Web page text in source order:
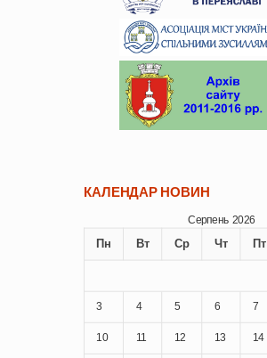
КАЛЕНДАР НОВИН
Серпень 2026
Пн Вт Ср Чт Пт
3 4 5 6 7
10 11 12 13 14